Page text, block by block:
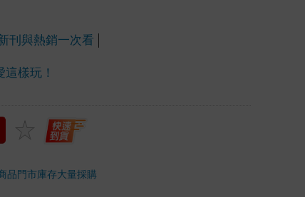
刊與熱銷一次看
樣玩！
品門市庫存大量採購